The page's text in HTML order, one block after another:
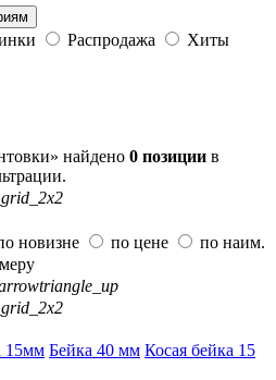
Распродажа
Хиты
найдено 0 позиции в
новизне по цене
по наим.
15мм Бейка 40 мм Косая бейка 15